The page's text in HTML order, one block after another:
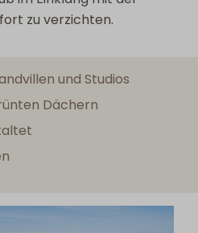
zu verzichten.
und Studios
Dächern